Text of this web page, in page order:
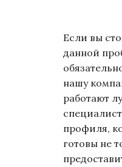
Если вы
данной
нашу
работают
профиля,
готовы не